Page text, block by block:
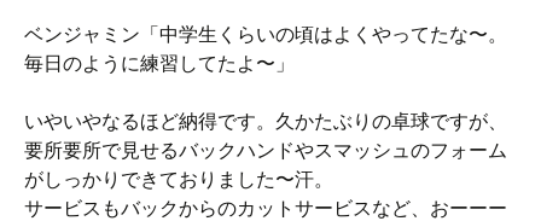
ベンジャミン「中学生くらいの頃はよくやってたな〜。
毎日のように練習してたよ〜」
いやいやなるほど納得です。久かたぶりの卓球ですが、
要所要所で見せるバックハンドやスマッシュのフォーム
がしっかりできておりました〜汗。
サービスもバックからのカットサービスなど、おーーー